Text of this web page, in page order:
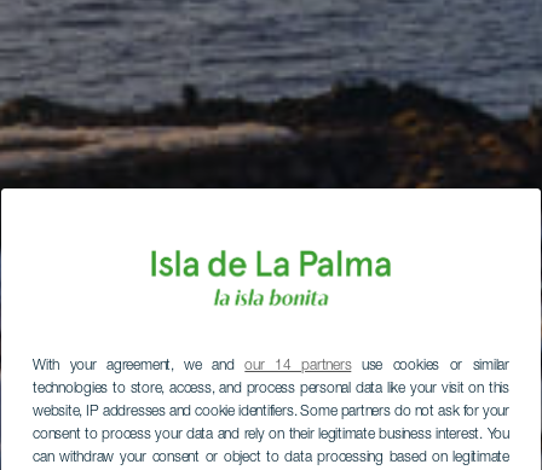
With your agreement, we andour 14 partnersuse cookies or similar
technologies to store, access, and process personal data like your visit on this
website, IP addresses and cookie identifiers. Some partners do not ask for your
consent to process your data and rely on their legitimate business interest. You
can withdraw your consent or object to data processing based on legitimate